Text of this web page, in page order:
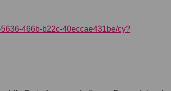
466b-b22c-40eccae431be/cy?